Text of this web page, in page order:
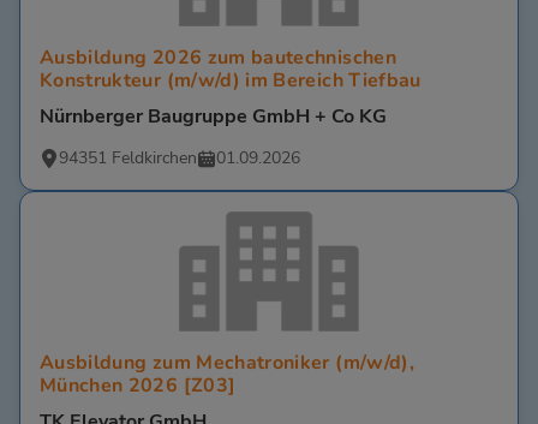
Ausbildung 2026 zum bautechnischen
Konstrukteur (m/w/d) im Bereich Tiefbau
Nürnberger Baugruppe GmbH + Co KG
94351 Feldkirchen 01.09.2026
Ausbildung zum Mechatroniker (m/w/d),
München 2026 [Z03]